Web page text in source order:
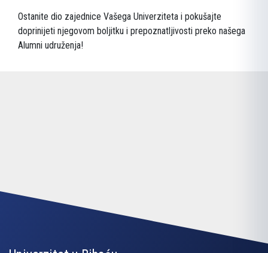
Ostanite dio zajednice Vašega Univerziteta i pokušajte
doprinijeti njegovom boljitku i prepoznatljivosti preko našega
Alumni udruženja!